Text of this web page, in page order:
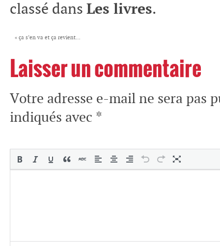
classé dans Les livres.
« ça s’en va et ça revient…
Laisser un commentaire
Votre adresse e-mail ne sera pas
indiqués avec *